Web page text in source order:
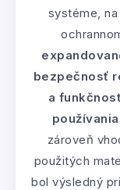
systéme,
bezpečnosť
a
zároveň
použitých
bol výsledný